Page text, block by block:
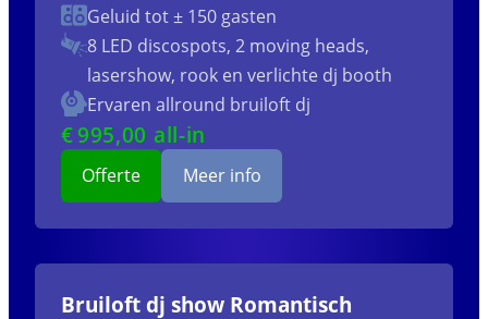
Geluid tot ± 150 gasten
8 LED discospots, 2 moving heads,
lasershow, rook en verlichte dj booth
Ervaren allround bruiloft dj
€995,00 all-in
Offerte Meer info
Bruiloft dj show Romantisch